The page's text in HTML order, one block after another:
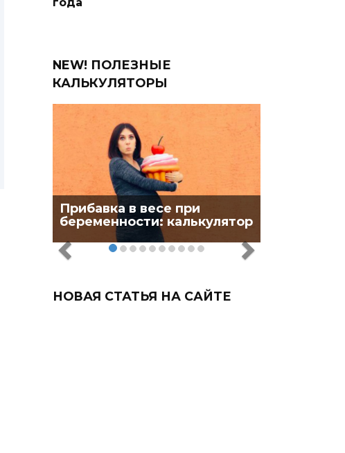
NEW! ПОЛЕЗНЫЕ
КАЛЬКУЛЯТОРЫ
Прибавка в весе при
беременности: калькулятор
НОВАЯ СТАТЬЯ НА САЙТЕ